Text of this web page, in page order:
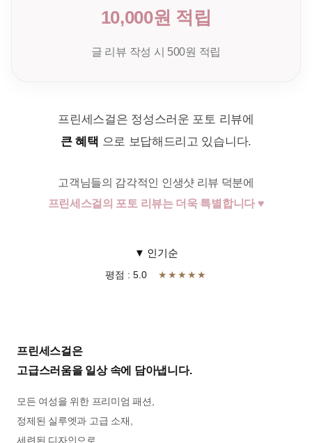
10,000원 적립
글 리뷰 작성 시 500원 적립
프린세스걸은 정성스러운 포토 리뷰에
큰 혜택 으로 보답해드리고 있습니다.
고객님들의 감각적인 인생샷 리뷰 덕분에
프린세스걸의 포토 리뷰는 더욱 특별합니다 ♥
▼ 인기순
평점 : 5.0 ★★★★★
프린세스걸은
고급스러움을 일상 속에 담아냅니다.
모든 여성을 위한 프리미엄 패션,
정제된 실루엣과 고급 소재,
세련된 디자인으로